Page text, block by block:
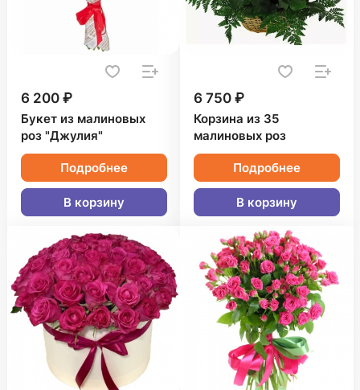
6 200 ₽
Букет из малиновых
роз "Джулия"
Подробнее
В корзину
6 750 ₽
Корзина из 35
малиновых роз
Подробнее
В корзину